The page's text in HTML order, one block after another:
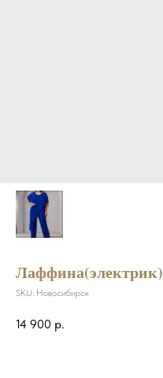
Лаффина(электрик)
SKU: Новосибирск
14 900 р.